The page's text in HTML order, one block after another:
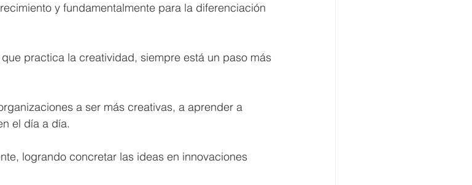
y fundamentalmente para la diferenciación
practica la creatividad, siempre está un paso más
a ser más creativas, a aprender a
el día a día.
logrando concretar las ideas en innovaciones